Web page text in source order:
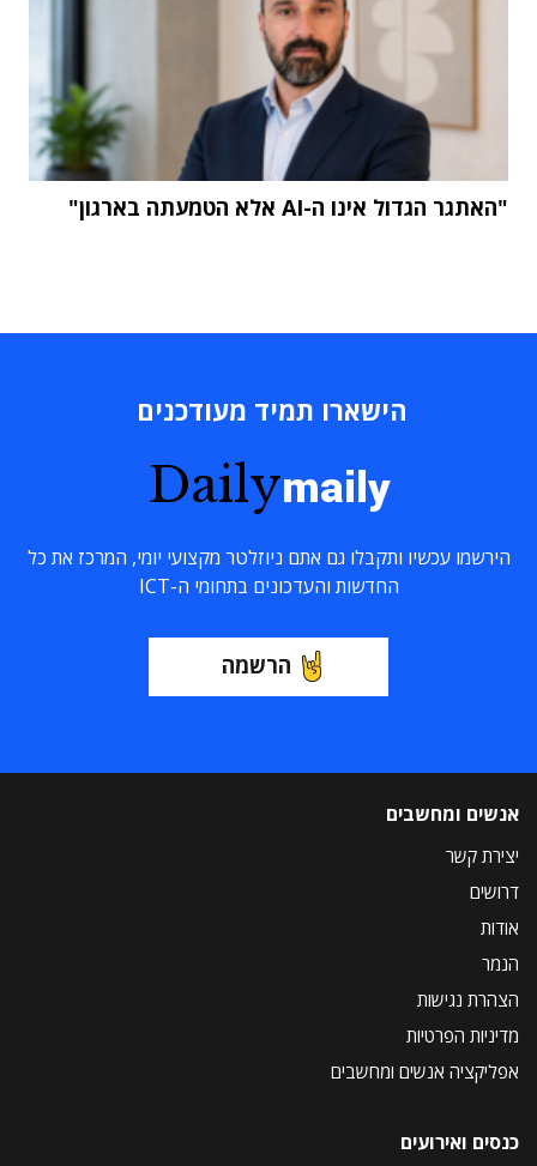
"האתגר הגדול אינו ה-AI אלא הטמעתה בארגון"
הישארו תמיד מעודכנים
Dailymaily
הירשמו עכשיו ותקבלו גם אתם ניוזלטר מקצועי יומי, המרכז את כל
החדשות והעדכונים בתחומי ה-ICT
הרשמה
אנשים ומחשבים
יצירת קשר
דרושים
אודות
הנמר
הצהרת נגישות
מדיניות הפרטיות
אפליקציה אנשים ומחשבים
כנסים ואירועים